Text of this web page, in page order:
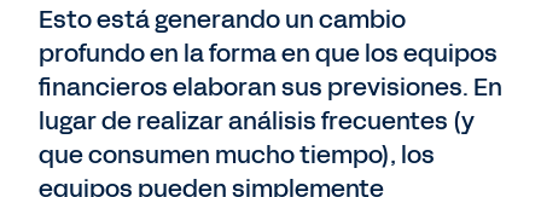
Esto está generando un cambio
profundo en la forma en que los equipos
financieros elaboran sus previsiones. En
lugar de realizar análisis frecuentes (y
que consumen mucho tiempo), los
equipos pueden simplemente